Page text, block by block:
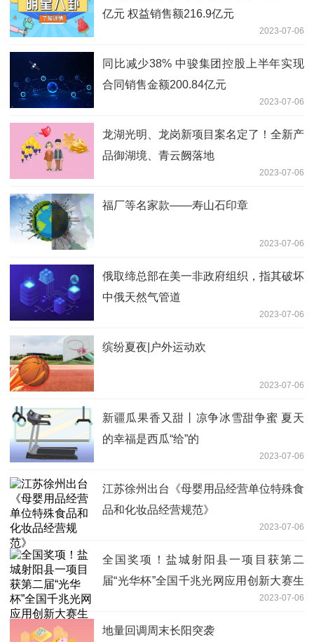
亿元 权益销售额216.9亿元
2023-07-06
同比减少38% 中骏集团控股上半年实现
合同销售金额200.84亿元
2023-07-06
龙湖光明、龙岗新项目案名定了！全新产
品御湖境、青云阙落地
2023-07-06
福厂等名家款——寿山石印章
2023-07-06
俄取缔总部在美一非政府组织，指其破坏
中俄天然气管道
2023-07-06
缤纷夏夜|户外运动欢
2023-07-06
新疆瓜果香又甜丨凉争冰雪甜争蜜 夏天
的幸福是西瓜“给”的
2023-07-06
江苏徐州出台《母婴用品经营单位特殊食
品和化妆品经营规范》
2023-07-06
全国奖项！盐城射阳县一项目获第二
届“光华杯”全国千兆光网应用创新大赛生
2023-07-06
地量回调周末长阳突袭